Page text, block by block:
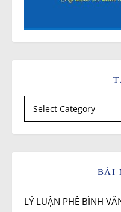
Tác giả
BÀI
LÝ LUẬN PHÊ BÌNH